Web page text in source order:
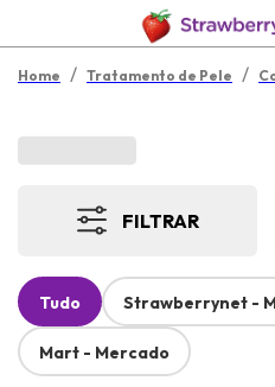
Home / Tratamento de Pele /
FILTRAR
Tudo Strawberrynet -
Mart - Mercado